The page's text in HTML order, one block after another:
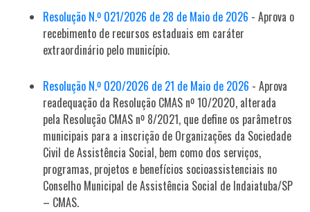
Resolução N.º 021/2026 de 28 de Maio de 2026 - Aprova o
recebimento de recursos estaduais em caráter
extraordinário pelo município.
Resolução N.º 020/2026 de 21 de Maio de 2026 - Aprova
readequação da Resolução CMAS nº 10/2020, alterada
pela Resolução CMAS nº 8/2021, que define os parâmetros
municipais para a inscrição de Organizações da Sociedade
Civil de Assistência Social, bem como dos serviços,
programas, projetos e benefícios socioassistenciais no
Conselho Municipal de Assistência Social de Indaiatuba/SP
– CMAS.